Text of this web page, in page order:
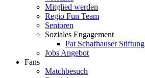
Mitglied werden
Regio Fun Team
Senioren
Soziales Engagement
Pat Schafhauser Stiftung
Jobs Angebot
Fans
Matchbesuch